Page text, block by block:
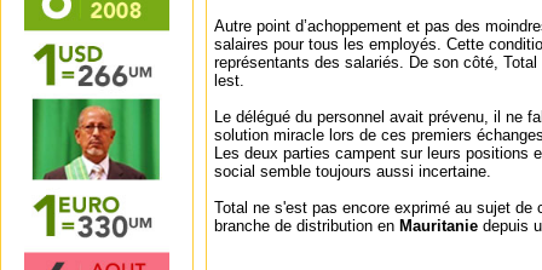
Autre point d’achoppement et pas des
salaires pour tous les employés. Cette
représentants des salariés. De son côté,
lest.
Le délégué du personnel avait prévenu, il ne
solution miracle lors de ces premiers
Les deux parties campent sur leurs positions
social semble toujours aussi incertaine.
Total ne s'est pas encore exprimé au sujet de
branche de distribution en Mauritanie depuis